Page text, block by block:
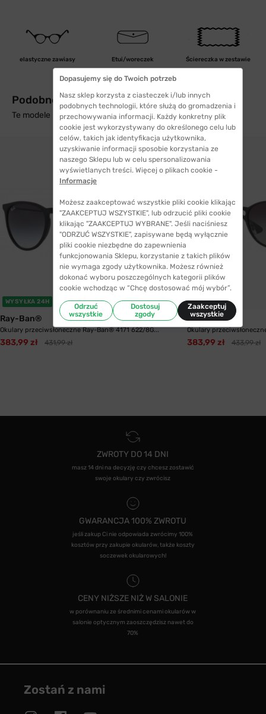
elastyczne zawiasy Etui/woreczek Ściereczka w zestawie
Podobne produkty z wysyłką w 24h
Te modele mogą Cię zainteresować
WYSYŁKA 24H
Ray-Ban®
Okulary przeciwsłoneczne Ray-Ban® 4171 622/8G...
383,99 zł 431,99 zł
WYSYŁKA 24H
Ray-Ban®
Okulary
383,99 zł 433,99 zł
ZWROTY DO 14 DNI
masz 14 dni na decyzję czy chcesz zostawić
swoje okulary czy zwrócisz
GWARANCJA 100% ZWROTU
jeśli zakup Ci nie odpowiada zwrócimy 100%
kosztów przy zakupie okularów, także koszty
soczewek okularowych!
CENY NIŻSZE NIŻ W SALONIE
w porównaniu ze średnimi cenami okularów w
salonie optycznym zaoszczędzisz nawet do
70%
Zostań z nami
Dopasujemy się do Twoich potrzeb
Nasz sklep korzysta z ciasteczek i/lub innych
podobnych technologii, które służą do gromadzenia i
przechowywania informacji. Każdy konkretny plik
cookie jest wykorzystywany do określonego celu lub
celów, takich jak identyfikacja użytkownika,
uzyskiwanie informacji sposobie korzystania ze
naszego Sklepu lub w celu spersonalizowania
wyświetlanych treści. Więcej o plikach cookie -
Informacje
Możesz zaakceptować wszystkie pliki cookie klikając
"ZAAKCEPTUJ WSZYSTKIE", lub odrzucić pliki cookie
klikając "ZAAKCEPTUJ WYBRANE". Jeśli naciśniesz
"ODRZUĆ WSZYSTKIE", zapisywane będą wyłącznie
pliki cookie niezbędne do zapewnienia
funkcjonowania Sklepu, korzystanie z takich plików
nie wymaga zgody użytkownika. Możesz również
dokonać wyboru poszczególnych kategorii plików
cookie wchodząc w “Chcę dostosować mój wybór”.
Odrzuć
wszystkie
Dostosuj
zgody
Zaakceptuj
wszystkie